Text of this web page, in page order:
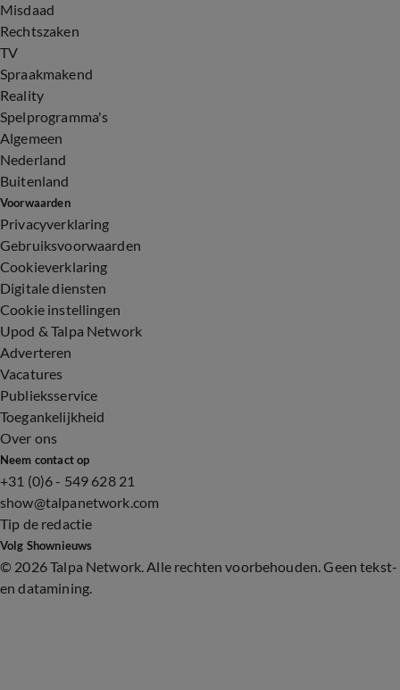
Misdaad
Rechtszaken
TV
Spraakmakend
Reality
Spelprogramma's
Algemeen
Nederland
Buitenland
Voorwaarden
Privacyverklaring
Gebruiksvoorwaarden
Cookieverklaring
Digitale diensten
Cookie instellingen
Upod & Talpa Network
Adverteren
Vacatures
Publieksservice
Toegankelijkheid
Over ons
Neem contact op
+31 (0)6 - 549 628 21
show@talpanetwork.com
Tip de redactie
Volg Shownieuws
© 2026 Talpa Network. Alle rechten voorbehouden. Geen tekst-
en datamining.